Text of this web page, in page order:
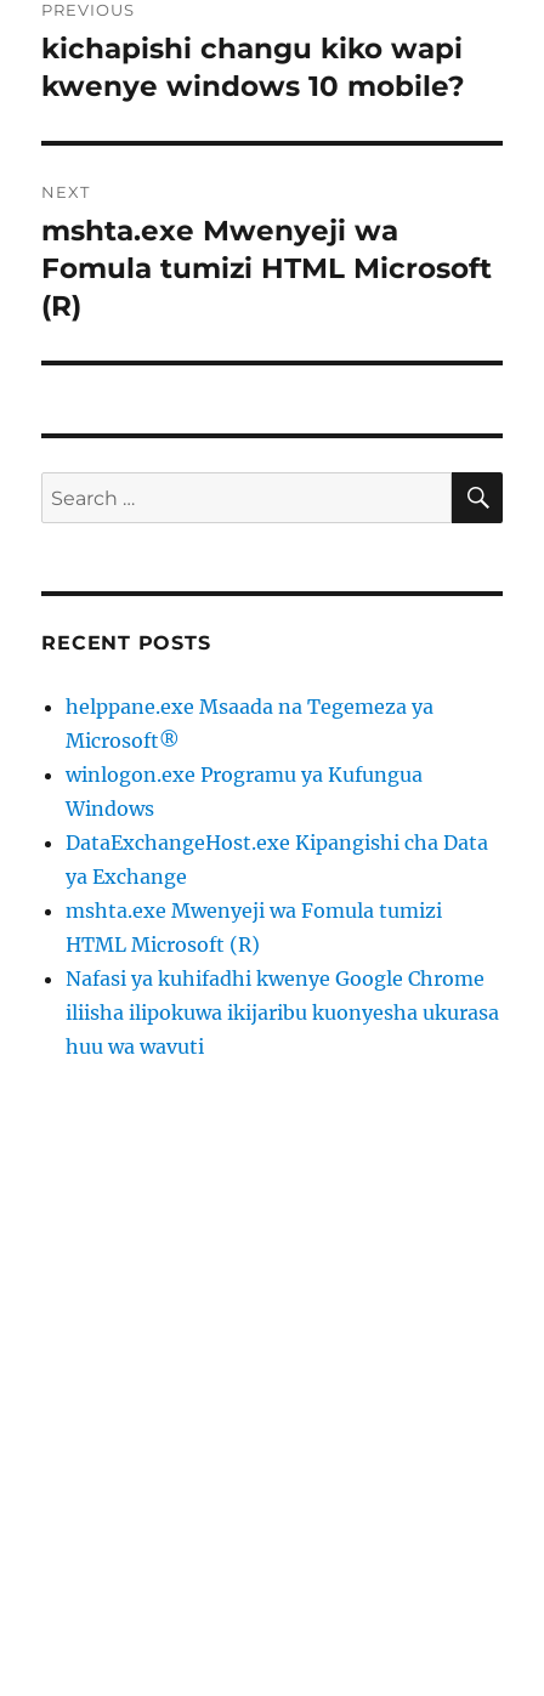
navigation
PREVIOUS
Previous
post:
kichapishi changu kiko wapi
kwenye windows 10 mobile?
NEXT
Next
post:
mshta.exe Mwenyeji wa
Fomula tumizi HTML Microsoft
(R)
Search
for:
RECENT POSTS
helppane.exe Msaada na Tegemeza ya
Microsoft®
winlogon.exe Programu ya Kufungua
Windows
DataExchangeHost.exe Kipangishi cha Data
ya Exchange
mshta.exe Mwenyeji wa Fomula tumizi
HTML Microsoft (R)
Nafasi ya kuhifadhi kwenye Google Chrome
iliisha ilipokuwa ikijaribu kuonyesha ukurasa
huu wa wavuti